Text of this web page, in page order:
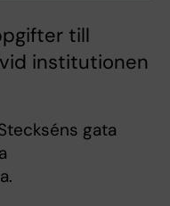
till
institutionen
gata